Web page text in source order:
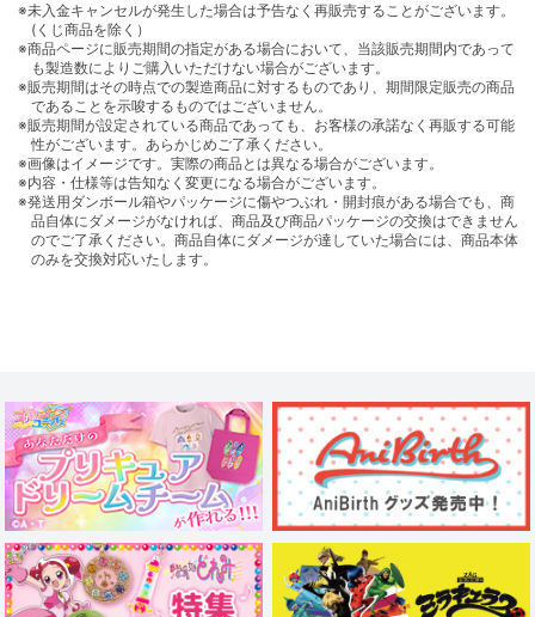
※未入金キャンセルが発生した場合は予告なく再販売することがございます。
(くじ商品を除く）
※商品ページに販売期間の指定がある場合において、当該販売期間内であって
も製造数によりご購入いただけない場合がございます。
※販売期間はその時点での製造商品に対するものであり、期間限定販売の商品
であることを示唆するものではございません。
※販売期間が設定されている商品であっても、お客様の承諾なく再販する可能
性がございます。あらかじめご了承ください。
※画像はイメージです。実際の商品とは異なる場合がございます。
※内容・仕様等は告知なく変更になる場合がございます。
※発送用ダンボール箱やパッケージに傷やつぶれ・開封痕がある場合でも、商
品自体にダメージがなければ、商品及び商品パッケージの交換はできません
のでご了承ください。商品自体にダメージが達していた場合には、商品本体
のみを交換対応いたします。